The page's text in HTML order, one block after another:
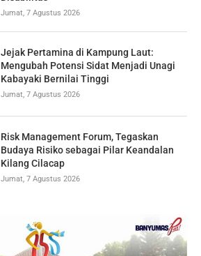
Jumat, 7 Agustus 2026
Jejak Pertamina di Kampung Laut:
Mengubah Potensi Sidat Menjadi Unagi
Kabayaki Bernilai Tinggi
Jumat, 7 Agustus 2026
Risk Management Forum, Tegaskan
Budaya Risiko sebagai Pilar Keandalan
Kilang Cilacap
Jumat, 7 Agustus 2026